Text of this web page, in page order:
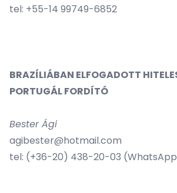
tel: +55-14 99749-6852
BRAZÍLIÁBAN ELFOGADOTT
PORTUGÁL FORDÍTÓ
Bester Ági
agibester@hotmail.com
tel: (+36-20) 438-20-03